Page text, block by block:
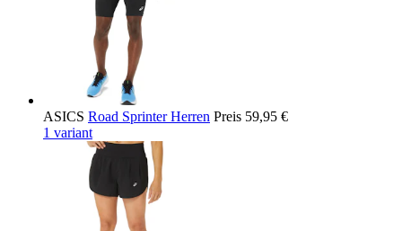
ASICS Road Sprinter Herren Preis 59,95 €
1 variant